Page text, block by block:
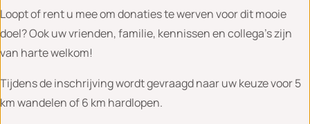
Loopt of rent u mee om donaties te werven voor dit mooie
doel? Ook uw vrienden, familie, kennissen en collega’s zijn
van harte welkom!
Tijdens de inschrijving wordt gevraagd naar uw keuze voor 5
km wandelen of 6 km hardlopen.